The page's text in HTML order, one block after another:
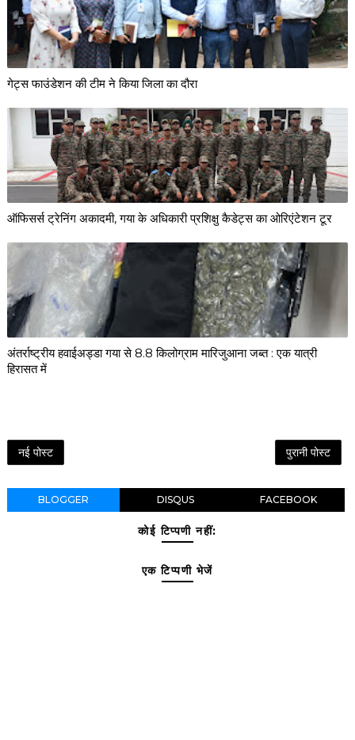
गेट्स फाउंडेशन की टीम ने किया जिला का दौरा
ऑफिसर्स ट्रेनिंग अकादमी, गया के अधिकारी प्रशिक्षु कैडेट्स का ओरिएंटेशन टूर
अंतर्राष्ट्रीय हवाईअड्डा गया से 8.8 किलोग्राम मारिजुआना जब्त : एक यात्री
हिरासत में
नई पोस्ट पुरानी पोस्ट
BLOGGER DISQUS FACEBOOK
कोई टिप्पणी नहीं:
एक टिप्पणी भेजें